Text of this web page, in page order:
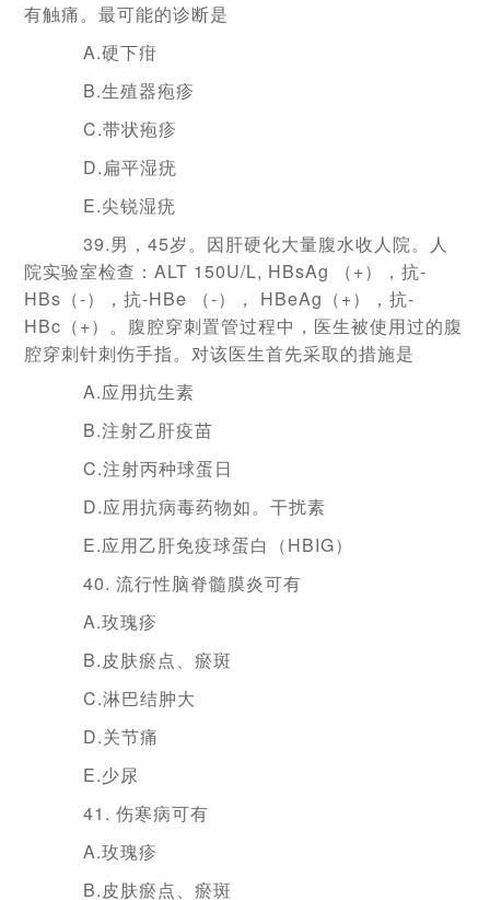
有触痛。最可能的诊断是
A.硬下疳
B.生殖器疱疹
C.带状疱疹
D.扁平湿疣
E.尖锐湿疣
39.男，45岁。因肝硬化大量腹水收人院。人
院实验室检查：ALT 150U/L, HBsAg （+），抗-
HBs（-），抗-HBe （-）， HBeAg（+），抗-
HBc（+）。腹腔穿刺置管过程中，医生被使用过的腹
腔穿刺针刺伤手指。对该医生首先采取的措施是
A.应用抗生素
B.注射乙肝疫苗
C.注射丙种球蛋日
D.应用抗病毒药物如。干扰素
E.应用乙肝免疫球蛋白（HBIG）
40. 流行性脑脊髓膜炎可有
A.玫瑰疹
B.皮肤瘀点、瘀斑
C.淋巴结肿大
D.关节痛
E.少尿
41. 伤寒病可有
A.玫瑰疹
B.皮肤瘀点、瘀斑